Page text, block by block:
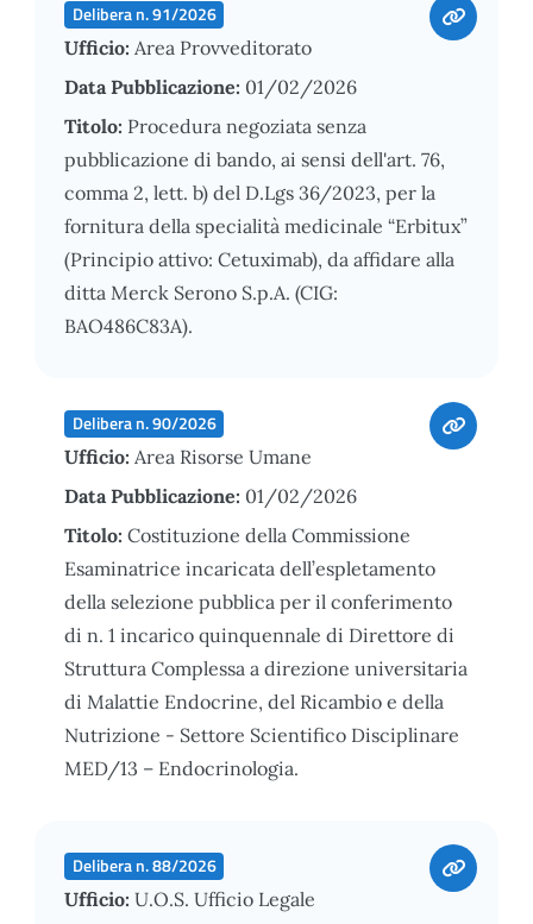
Delibera n. 91/2026
Ufficio: Area Provveditorato
Data Pubblicazione: 01/02/2026
Titolo: Procedura negoziata senza
pubblicazione di bando, ai sensi dell'art. 76,
comma 2, lett. b) del D.Lgs 36/2023, per la
fornitura della specialità medicinale “Erbitux”
(Principio attivo: Cetuximab), da affidare alla
ditta Merck Serono S.p.A. (CIG:
BAO486C83A).
Delibera n. 90/2026
Ufficio: Area Risorse Umane
Data Pubblicazione: 01/02/2026
Titolo: Costituzione della Commissione
Esaminatrice incaricata dell’espletamento
della selezione pubblica per il conferimento
di n. 1 incarico quinquennale di Direttore di
Struttura Complessa a direzione universitaria
di Malattie Endocrine, del Ricambio e della
Nutrizione - Settore Scientifico Disciplinare
MED/13 – Endocrinologia.
Delibera n. 88/2026
Ufficio: U.O.S. Ufficio Legale